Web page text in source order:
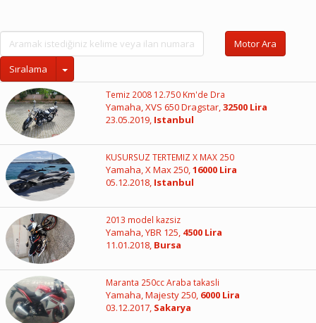
Motor Ara
Sıralama
Temiz 2008 12.750 Km'de Dra
Yamaha, XVS 650 Dragstar,32500 Lira
23.05.2019, Istanbul
KUSURSUZ TERTEMIZ X MAX 250
Yamaha, X Max 250,16000 Lira
05.12.2018, Istanbul
2013 model kazsiz
Yamaha, YBR 125, 4500 Lira
11.01.2018, Bursa
Maranta 250cc Araba takasli
Yamaha, Majesty 250, 6000 Lira
03.12.2017, Sakarya